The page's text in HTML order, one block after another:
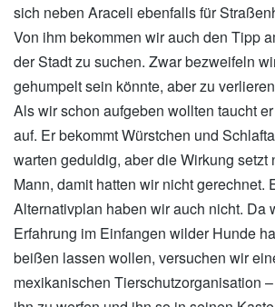
sich neben Araceli ebenfalls für
Von ihm bekommen wir auch den Tipp
der Stadt zu suchen. Zwar bezweifeln
gehumpelt sein könnte, aber zu
Als wir schon aufgeben wollten taucht
auf. Er bekommt Würstchen und
warten geduldig, aber die Wirkung setzt
Mann, damit hatten wir nicht gerechnet.
Alternativplan haben wir auch nicht. Da
Erfahrung im Einfangen wilder Hunde
beißen lassen wollen, versuchen wir
mexikanischen Tierschutzorganisation